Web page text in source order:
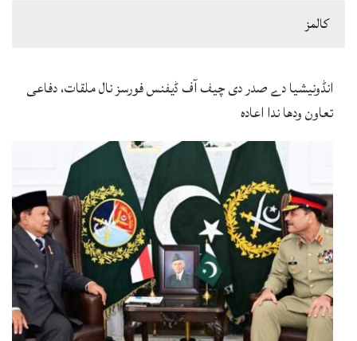
كالمز
انڈونیشیا دے صدر دی چیف آف ڈیفنس فورسز نال ملقات، دفاعی
تعاون ودھا ندا اعادہ